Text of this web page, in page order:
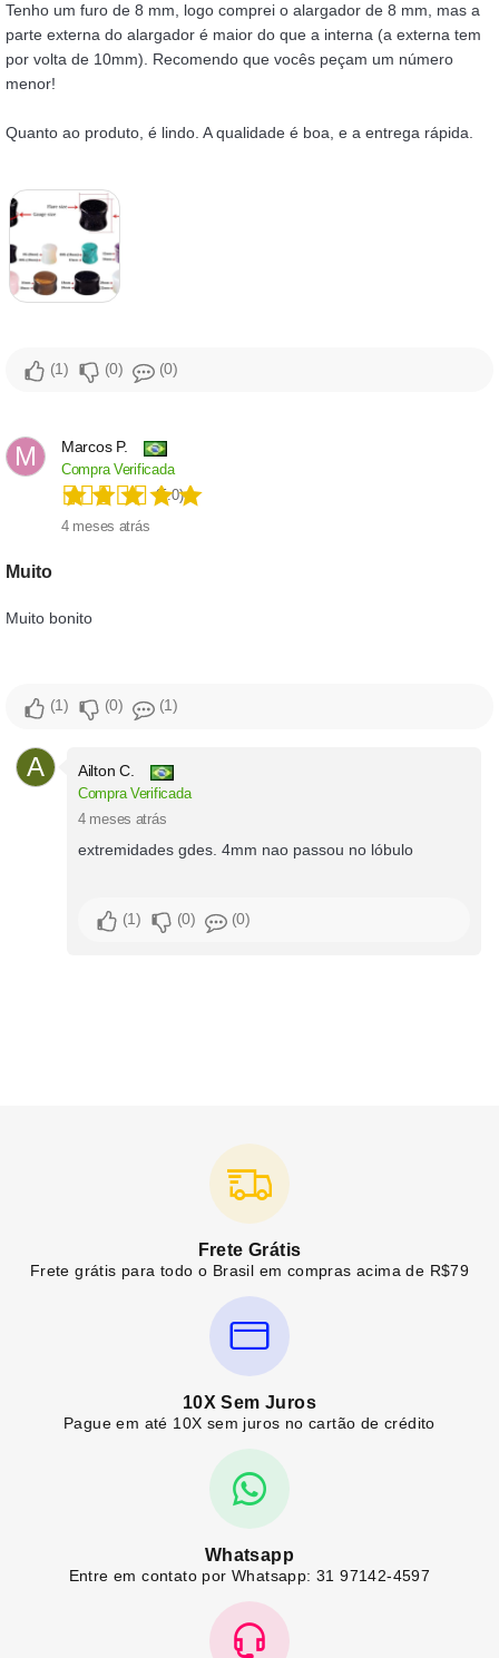
Tenho um furo de 8 mm, logo comprei o alargador de 8 mm, mas a
parte externa do alargador é maior do que a interna (a externa tem
por volta de 10mm). Recomendo que vocês peçam um número
menor!
Quanto ao produto, é lindo. A qualidade é boa, e a entrega rápida.
1 0 0
M Marcos P.
Compra Verificada
(5.0)
4 meses atrás
Muito
Muito bonito
1 0 1
A Ailton C.
Compra Verificada
4 meses atrás
extremidades gdes. 4mm nao passou no lóbulo
1 0 0
Frete Grátis
Frete grátis para todo o Brasil em compras acima de R$79
10X Sem Juros
Pague em até 10X sem juros no cartão de crédito
Whatsapp
Entre em contato por Whatsapp: 31 97142-4597